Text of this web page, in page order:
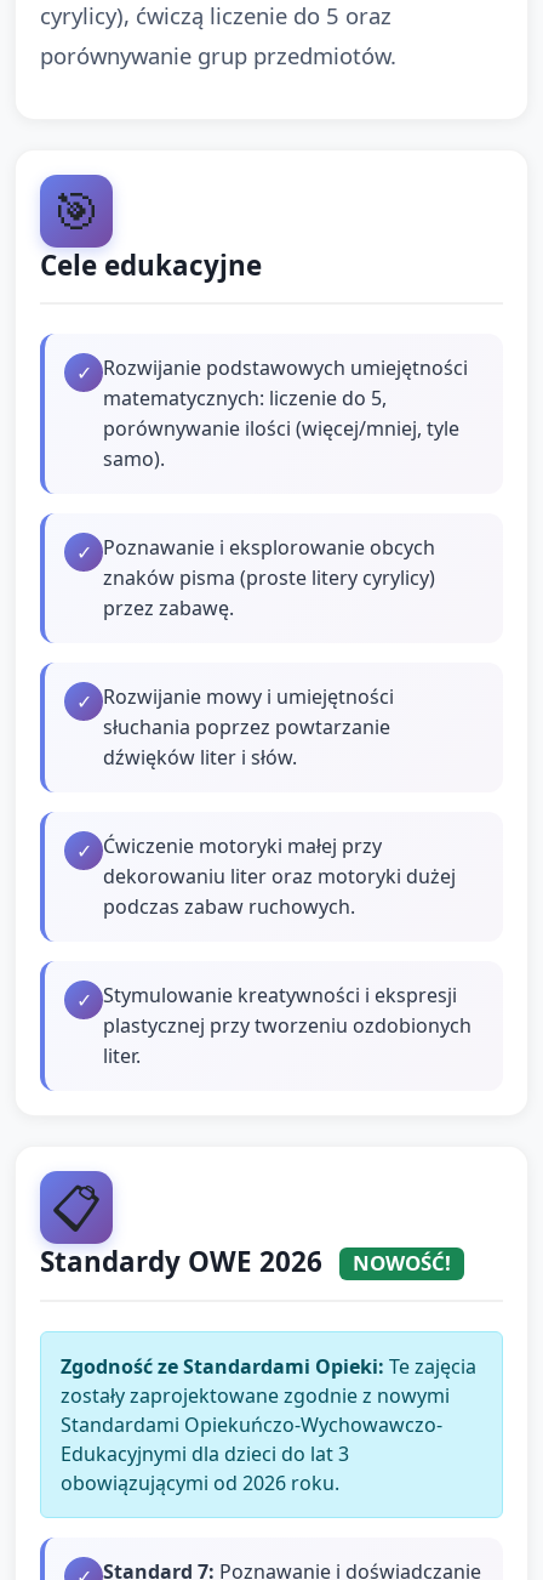
cyrylicy), ćwiczą liczenie do 5 oraz
porównywanie grup przedmiotów.
🎯
Cele edukacyjne
✓ Rozwijanie podstawowych umiejętności
matematycznych: liczenie do 5,
porównywanie ilości (więcej/mniej, tyle
samo).
✓ Poznawanie i eksplorowanie obcych
znaków pisma (proste litery cyrylicy)
przez zabawę.
✓ Rozwijanie mowy i umiejętności
słuchania poprzez powtarzanie
dźwięków liter i słów.
✓ Ćwiczenie motoryki małej przy
dekorowaniu liter oraz motoryki dużej
podczas zabaw ruchowych.
✓ Stymulowanie kreatywności i ekspresji
plastycznej przy tworzeniu ozdobionych
liter.
📋
Standardy OWE 2026 NOWOŚĆ!
Zgodność ze Standardami Opieki: Te zajęcia
zostały zaprojektowane zgodnie z nowymi
Standardami Opiekuńczo-Wychowawczo-
Edukacyjnymi dla dzieci do lat 3
obowiązującymi od 2026 roku.
Standard 7: Poznawanie i doświadczanie